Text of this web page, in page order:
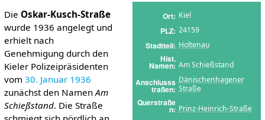
Ort Kiel
PLZ 24159
Stadtteil Holtenau
Hist.
Namen Am Schießstand
Anschlusss
traßen
Dänischenhagener
Straße
Querstraße
n Prinz-Heinrich-Straße
Die Oskar-Kusch-Straße
wurde 1936 angelegt und
erhielt nach
Genehmigung durch den
Kieler Polizeipräsidenten
vom 30. Januar 1936
zunächst den Namen Am
Schießstand. Die Straße